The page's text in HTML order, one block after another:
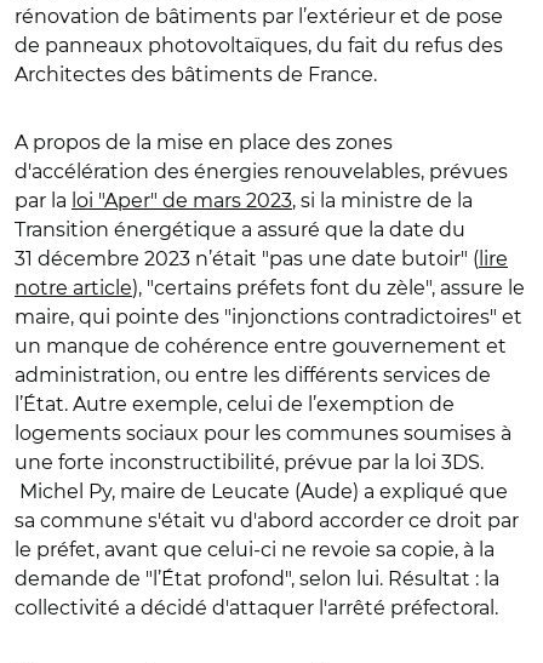
rénovation de bâtiments par l’extérieur et de pose
de panneaux photovoltaïques, du fait du refus des
Architectes des bâtiments de France.
A propos de la mise en place des zones
d'accélération des énergies renouvelables, prévues
par la loi "Aper" de mars 2023, si la ministre de la
Transition énergétique a assuré que la date du
31 décembre 2023 n’était "pas une date butoir" ( lire
notre article), "certains préfets font du zèle", assure le
maire, qui pointe des "injonctions contradictoires" et
un manque de cohérence entre gouvernement et
administration, ou entre les différents services de
l’État. Autre exemple, celui de l’exemption de
logements sociaux pour les communes soumises à
une forte inconstructibilité, prévue par la loi 3DS.
Michel Py, maire de Leucate (Aude) a expliqué que
sa commune s'était vu d'abord accorder ce droit par
le préfet, avant que celui-ci ne revoie sa copie, à la
demande de "l’État profond", selon lui. Résultat : la
collectivité a décidé d'attaquer l'arrêté préfectoral.